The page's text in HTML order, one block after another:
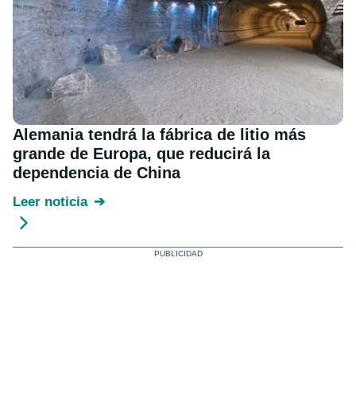
Alemania tendrá la fábrica de litio más
grande de Europa, que reducirá la
dependencia de China
Leer noticia